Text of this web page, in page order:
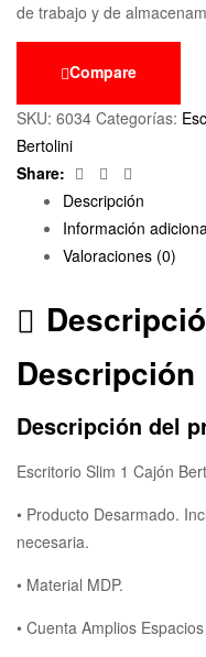
de trabajo y de
Compare
SKU: 6034 Categorías:
Bertolini
Share:
Facebook
Twitter
Descripción
Información
Valoraciones (0)
Descripción
Descripción del
Escritorio Slim 1 Cajón
• Producto Desarmado.
necesaria.
• Material MDP.
• Cuenta Amplios